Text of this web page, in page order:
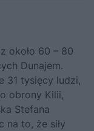
około 60 – 80
Dunajem.
31 tysięcy ludzi,
obrony Kilii,
Stefana
na to, że siły